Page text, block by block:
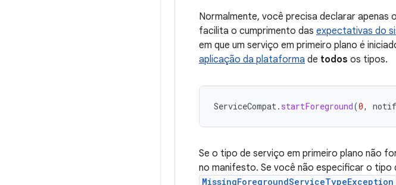
Normalmente, você precisa declarar apenas
facilita o cumprimento das expectativas do
em que um serviço em primeiro plano é
aplicação da plataforma de todos os tipos.
ServiceCompat. startForeground(0,
Se o tipo de serviço em primeiro plano não
no manifesto. Se você não especificar o
MissingForegroundServiceTypeException